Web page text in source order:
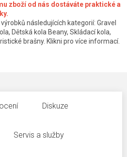
zboží od nás dostáváte praktické a
následujících kategorií: Gravel
Dětská kola Beany, Skládací kola,
brašny. Klikni pro více informací.
Diskuze
Servis a služby